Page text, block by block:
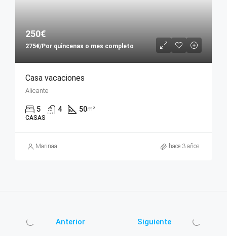
250€
275€/Por quincenas o mes completo
Casa vacaciones
Alicante
5 4 50m²
CASAS
Marinaa hace 3 años
Anterior Siguiente